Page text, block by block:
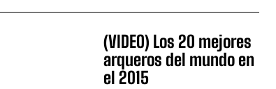
(VIDEO) Los 20 mejores
arqueros del mundo en
el 2015